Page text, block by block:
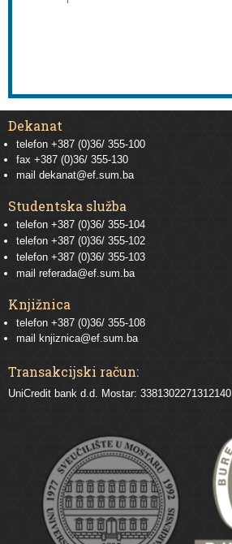
Dekanat
telefon +387 (0)36/ 355-100
fax +387 (0)36/ 355-130
mail dekanat@ef.sum.ba
Studentska služba
telefon +387 (0)36/ 355-104
telefon +387 (0)36/ 355-102
telefon +387 (0)36/ 355-103
mail referada@ef.sum.ba
Knjižnica
telefon +387 (0)36/ 355-108
mail
knjiznica@ef.sum.ba
Transakcijski račun:
UniCredit bank d.d. Mostar: 3381302271312140